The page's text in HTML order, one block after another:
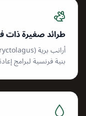
طرائد صغيرة ذات
بنية فرنسية لبرامج